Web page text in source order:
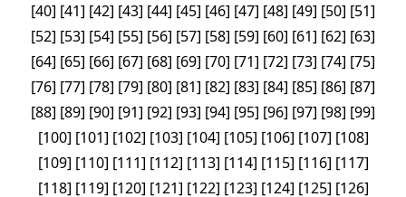
[40] [41] [42] [43] [44] [45] [46] [47] [48] [49] [50] [51]
[52] [53] [54] [55] [56] [57] [58] [59] [60] [61] [62] [63]
[64] [65] [66] [67] [68] [69] [70] [71] [72] [73] [74] [75]
[76] [77] [78] [79] [80] [81] [82] [83] [84] [85] [86] [87]
[88] [89] [90] [91] [92] [93] [94] [95] [96] [97] [98] [99]
[100] [101] [102] [103] [104] [105] [106] [107] [108]
[109] [110] [111] [112] [113] [114] [115] [116] [117]
[118] [119] [120] [121] [122] [123] [124] [125] [126]